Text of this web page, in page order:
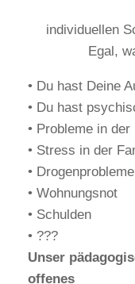
individuellen
Egal,
• Du hast Deine
• Du hast
• Probleme in der
• Stress in der
• Drogenprobleme
• Wohnungsnot
• Schulden
• ???
Unser
offenes